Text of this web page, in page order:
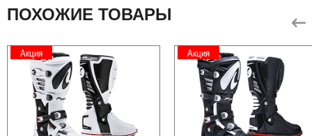
ПОХОЖИЕ ТОВАРЫ
Акция Акция